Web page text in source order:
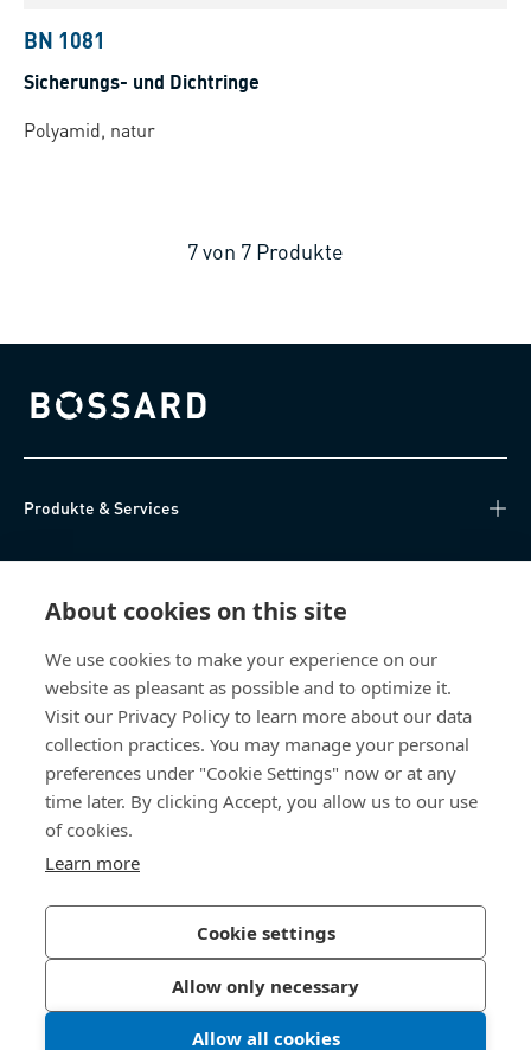
About cookies on this site
We use cookies to make your experience on our
website as pleasant as possible and to optimize it.
Visit our Privacy Policy to learn more about our data
collection practices. You may manage your personal
preferences under "Cookie Settings" now or at any
time later. By clicking Accept, you allow us to our use
of cookies.
Learn more
Cookie settings
Allow only necessary
Allow all cookies
BN 1081
Sicherungs- und Dichtringe
Polyamid, natur
7von 7 Produkte
Bossard homepage
Produkte & Services
Über uns
Bossard Schweiz
Steinhauserstrasse 70
6301 Zug